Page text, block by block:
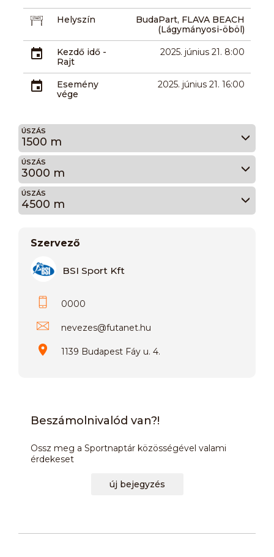
Helyszín
BudaPart, FLAVA BEACH
(Lágymányosi-öböl)
Kezdő idő -
Rajt
2025. június 21. 8:00
Esemény
vége
2025. június 21. 16:00
ÚSZÁS
1500 m
ÚSZÁS
3000 m
ÚSZÁS
4500 m
Szervező
BSI Sport Kft
0000
nevezes@futanet.hu
1139 Budapest Fáy u. 4.
Beszámolnivalód van?!
Ossz meg a Sportnaptár közösségével valami
érdekeset
új bejegyzés